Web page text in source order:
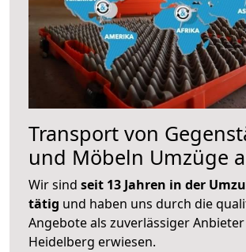
Transport von
und Möbeln Umzüge
Wir sind seit 13 Jahren in der
tätig und haben uns durch die
Angebote als zuverlässiger
Heidelberg erwiesen.